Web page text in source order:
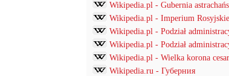
Wikipedia.pl - Gubernia
Wikipedia.pl - Imperium Rosyjskie
Wikipedia.pl - Podział
Wikipedia.pl - Podział
Wikipedia.pl - Wielka korona
Wikipedia.ru - Губерния